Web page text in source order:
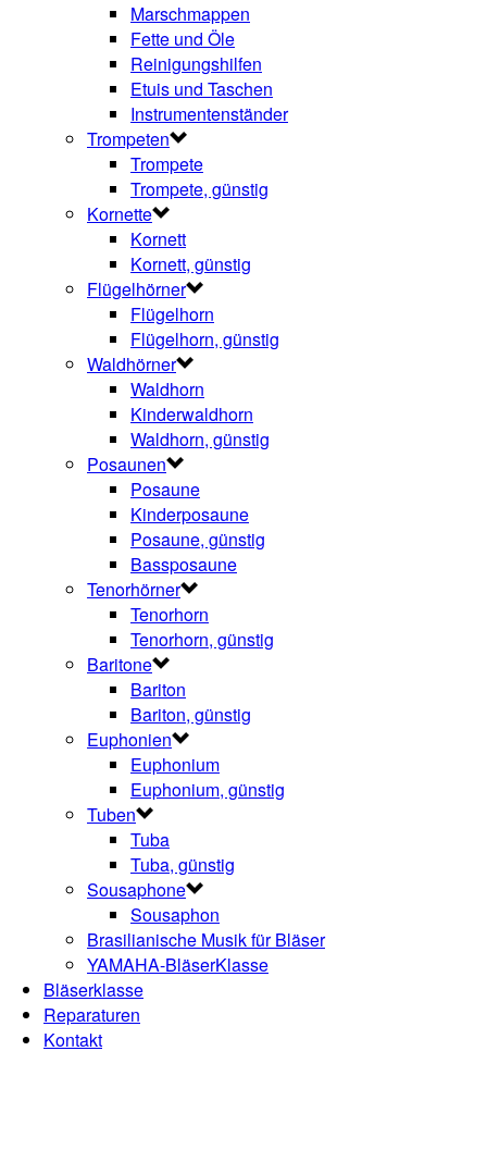
Marschmappen
Fette und Öle
Reinigungshilfen
Etuis und Taschen
Instrumentenständer
Trompeten
Trompete
Trompete, günstig
Kornette
Kornett
Kornett, günstig
Flügelhörner
Flügelhorn
Flügelhorn, günstig
Waldhörner
Waldhorn
Kinderwaldhorn
Waldhorn, günstig
Posaunen
Posaune
Kinderposaune
Posaune, günstig
Bassposaune
Tenorhörner
Tenorhorn
Tenorhorn, günstig
Baritone
Bariton
Bariton, günstig
Euphonien
Euphonium
Euphonium, günstig
Tuben
Tuba
Tuba, günstig
Sousaphone
Sousaphon
Brasilianische Musik für Bläser
YAMAHA-BläserKlasse
Bläserklasse
Reparaturen
Kontakt